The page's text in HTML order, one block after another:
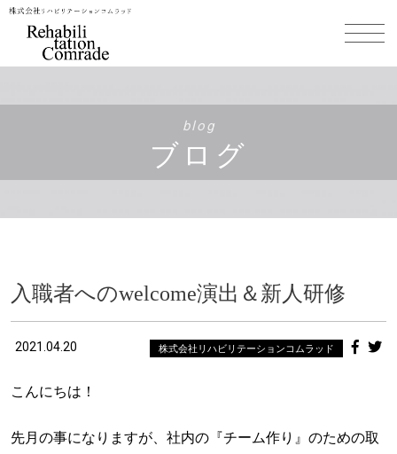
blog
ブログ
入職者へのwelcome演出＆新人研修
2021.04.20 株式会社リハビリテーションコムラッド
こんにちは！
先月の事になりますが、社内の『チーム作り』のための取